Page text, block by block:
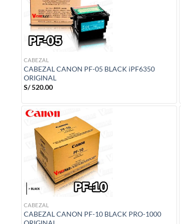
CABEZAL
CABEZAL CANON PF-05 BLACK iPF6350
ORIGINAL
S/520.00
CABEZAL
CABEZAL CANON PF-10 BLACK PRO-1000